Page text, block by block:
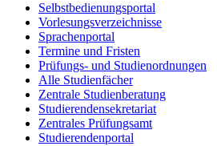
Selbstbedienungsportal
Vorlesungsverzeichnisse
Sprachenportal
Termine und Fristen
Prüfungs- und Studienordnungen
Alle Studienfächer
Zentrale Studienberatung
Studierendensekretariat
Zentrales Prüfungsamt
Studierendenportal